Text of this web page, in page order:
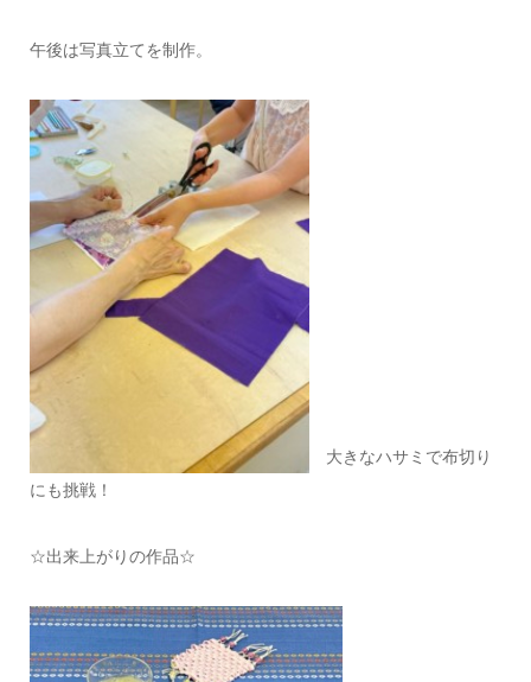
午後は写真立てを制作。
大きなハサミで布切り
にも挑戦！
☆出来上がりの作品☆